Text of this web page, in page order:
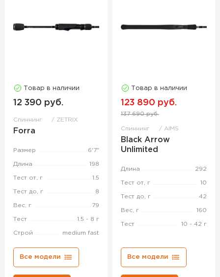
Товар в наличии
12 390 руб.
Спиннинг ZETRIX
Forra
Размер 6'7"
Длина 198
Тест от, г 1.5
Тест до, г 8
Вес, г 79
Тест 1.5 - 8 г
Строй medium fast
Все модели
Товар в наличии
123 890 руб.
137 690 руб.
Спиннинг AIMS
Black Arrow
Unlimited
Длина 292
Тест от, г 10
Тест до, г 42
Вес, г 160
Тест 10 - 42 г
Все модели